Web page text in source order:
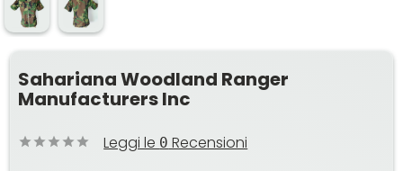
Sahariana Woodland Ranger
Manufacturers Inc
Leggi le 0 Recensioni